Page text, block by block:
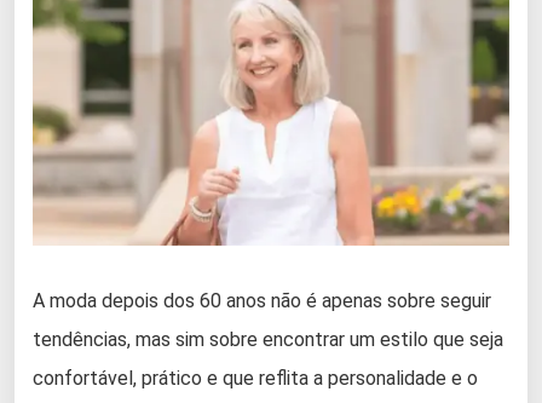
A moda depois dos 60 anos não é apenas sobre seguir
tendências, mas sim sobre encontrar um estilo que seja
confortável, prático e que reflita a personalidade e o